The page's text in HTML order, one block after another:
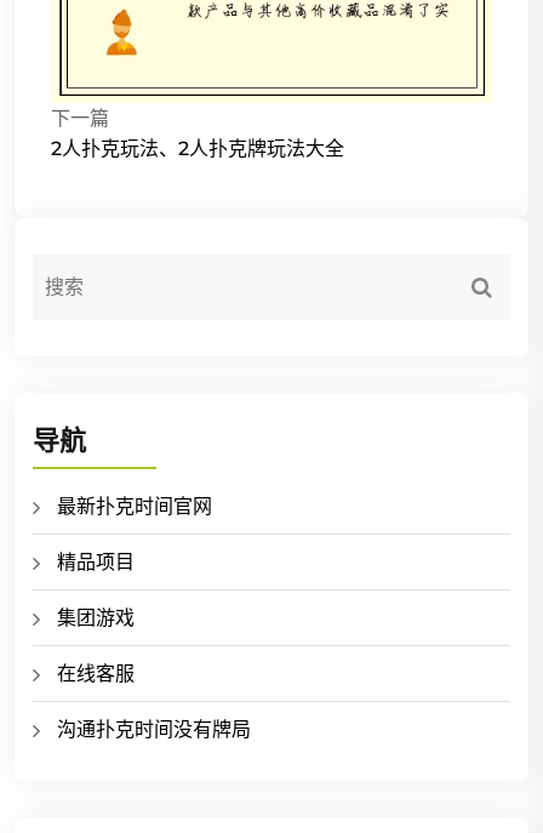
下一篇
2人扑克玩法、2人扑克牌玩法大全
导航
最新扑克时间官网
精品项目
集团游戏
在线客服
沟通扑克时间没有牌局